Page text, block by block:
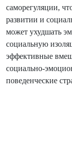
саморегуляции,
развитии и
может ухудшать
социальную
эффективные
социально-
поведенческие